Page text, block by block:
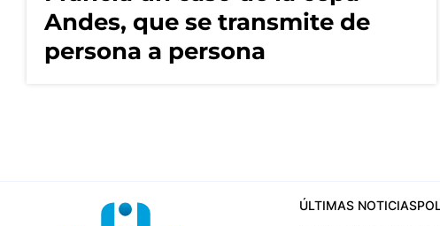
Andes, que se transmite de
persona a persona
ÚLTIMAS NOTICIAS